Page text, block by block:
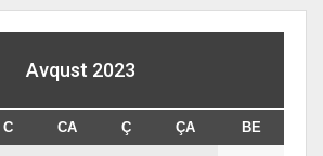
Avqust 2023
BE
ÇA
Ç
CA
C